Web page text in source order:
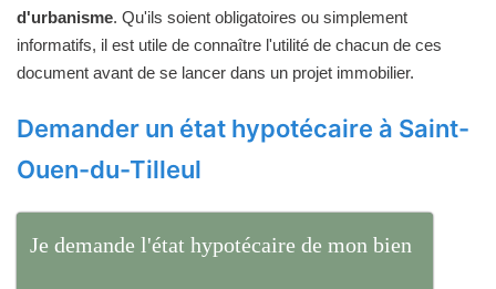
d'urbanisme. Qu'ils soient obligatoires ou simplement
informatifs, il est utile de connaître l'utilité de chacun de ces
document avant de se lancer dans un projet immobilier.
Demander un état hypotécaire à Saint-
Ouen-du-Tilleul
Je demande l'état hypotécaire de mon bien